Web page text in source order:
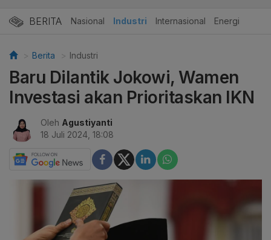
BERITA Nasional Industri Internasional Energi
Berita Industri
Baru Dilantik Jokowi, Wamen
Investasi akan Prioritaskan IKN
Oleh Agustiyanti
18 Juli 2024, 18:08